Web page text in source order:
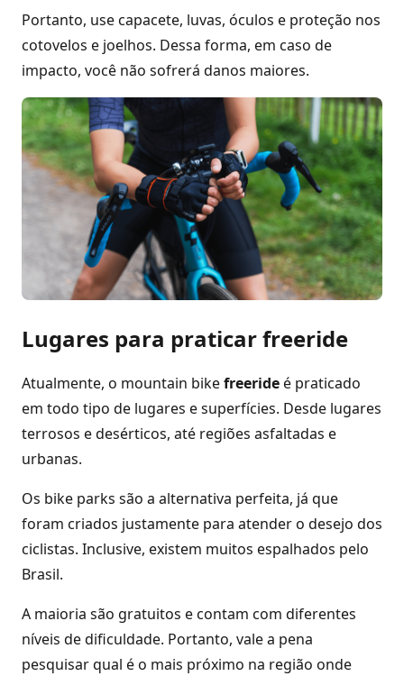
Portanto, use capacete, luvas, óculos e proteção nos
cotovelos e joelhos. Dessa forma, em caso de
impacto, você não sofrerá danos maiores.
Lugares para praticar freeride
Atualmente, o mountain bikefreerideé praticado
em todo tipo de lugares e superfícies. Desde lugares
terrosos e desérticos, até regiões asfaltadas e
urbanas.
Os bike parks são a alternativa perfeita, já que
foram criados justamente para atender o desejo dos
ciclistas. Inclusive, existem muitos espalhados pelo
Brasil.
A maioria são gratuitos e contam com diferentes
níveis de dificuldade. Portanto, vale a pena
pesquisar qual é o mais próximo na região onde